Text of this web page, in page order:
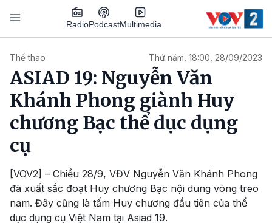
Nhảy đến nội dung
RadioPodcastMultimedia
Thể thao Thứ năm, 18:00, 28/09/2023
ASIAD 19: Nguyễn Văn
Khánh Phong giành Huy
chương Bạc thể dục dụng
cụ
[VOV2] – Chiều 28/9, VĐV Nguyễn Văn Khánh Phong
đã xuất sắc đoạt Huy chương Bạc nội dung vòng treo
nam. Đây cũng là tấm Huy chương đầu tiên của thể
dục dụng cụ Việt Nam tại Asiad 19.